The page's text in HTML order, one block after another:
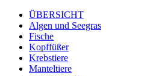
ÜBERSICHT
Algen und Seegras
Fische
Kopffüßer
Krebstiere
Manteltiere